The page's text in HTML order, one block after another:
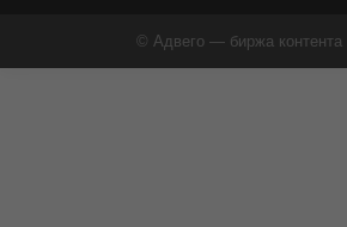
© Адвего — биржа